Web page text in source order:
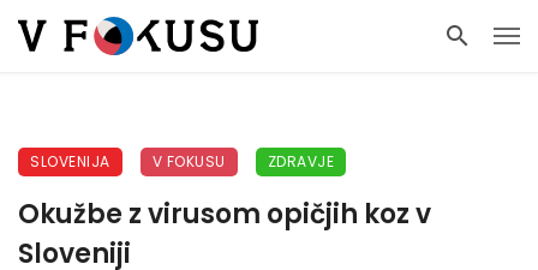
SLOVENIJA V FOKUSU ZDRAVJE
Okužbe z virusom opičjih koz v
Sloveniji